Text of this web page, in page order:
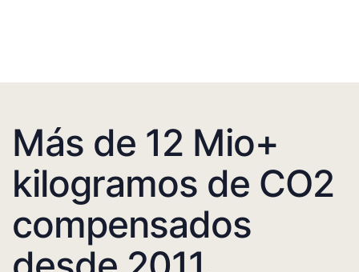
Más de 12 Mio+
kilogramos de CO2
compensados